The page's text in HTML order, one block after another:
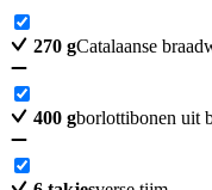
270 gCatalaanse
400 gborlottibonen uit